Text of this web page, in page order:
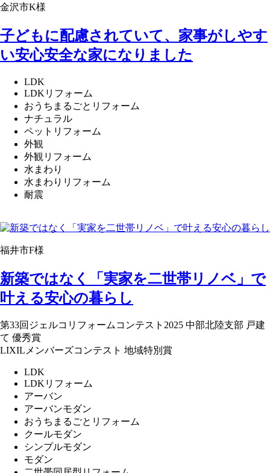
金沢市K様
子どもに配慮されていて、家事がしやす
い安心安全な家になりました
LDK
LDKリフォーム
おうちまるごとリフォーム
ナチュラル
ペットリフォーム
外観
外観リフォーム
水まわり
水まわりリフォーム
耐震
福井市F様
新築ではなく「実家を二世帯リノベ」で
叶える安心の暮らし
第33回ジェルコリフォームコンテスト2025 中部北陸支部 戸建
て 優秀賞
LIXILメンバーズコンテスト 地域特別賞
LDK
LDKリフォーム
アーバン
アーバンモダン
おうちまるごとリフォーム
クールモダン
シンプルモダン
モダン